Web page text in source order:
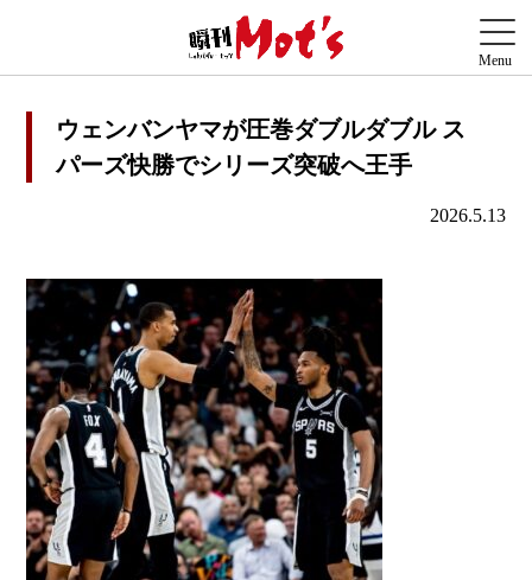
ウェンバンヤマが圧巻ダブルダブル ス
パーズ快勝でシリーズ突破へ王手
2026.5.13